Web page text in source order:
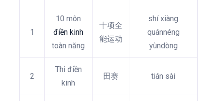
1
10 môn
điền kinh
toàn năng
十项全
能运动
shí xiàng
quánnéng
yùndòng
2
Thi điền
kinh
田赛 tián sài